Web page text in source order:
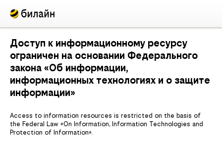
Доступ к информационному ресурсу
ограничен на основании Федерального
закона «Об информации,
информационных технологиях и о защите
информации»
Access to information resources is restricted on the basis of
the Federal Law «On Information, Information Technologies and
Protection of Information».